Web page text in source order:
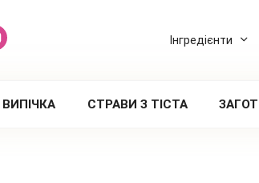
Інгредієнти
ВИПІЧКА СТРАВИ З ТІСТА